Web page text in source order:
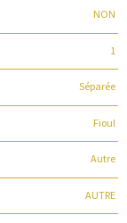
NON
1
Séparée
Fioul
Autre
AUTRE